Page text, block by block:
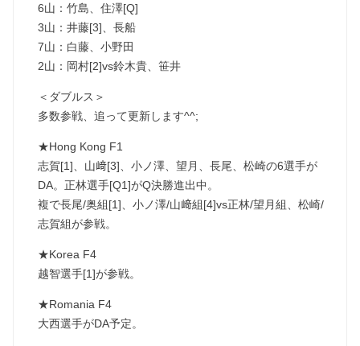
6山：竹島、住澤[Q]
3山：井藤[3]、長船
7山：白藤、小野田
2山：岡村[2]vs鈴木貴、笹井
＜ダブルス＞
多数参戦、追って更新します^^;
★Hong Kong F1
志賀[1]、山﨑[3]、小ノ澤、望月、長尾、松崎の6選手が
DA。正林選手[Q1]がQ決勝進出中。
複で長尾/奥組[1]、小ノ澤/山﨑組[4]vs正林/望月組、松崎/
志賀組が参戦。
★Korea F4
越智選手[1]が参戦。
★Romania F4
大西選手がDA予定。